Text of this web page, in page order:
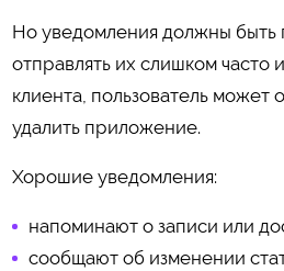
Но уведомления должны быть
отправлять их слишком часто
клиента, пользователь может
удалить приложение.
Хорошие уведомления:
напоминают о записи или
сообщают об изменении